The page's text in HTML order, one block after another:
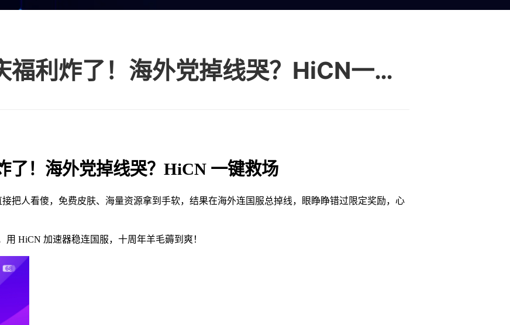
王者荣耀十周年庆福利炸了！海外党掉线哭？HiCN一键救场
了！海外党掉线哭？HiCN 一键救场
把人看傻，免费皮肤、海量资源拿到手软，结果在海外连国服总掉线，眼睁睁错过限定奖励，心
HiCN 加速器稳连国服，十周年羊毛薅到爽！